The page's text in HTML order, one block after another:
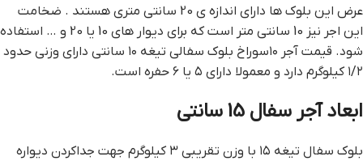
عرض این بلوک ها دارای اندازه ی 20 سانتی متری هستند . ضخامت
این اجر نیز 10 سانتی متر است که برای دیوار های 10 یا 20 و … استفاده
شود. قیمت آجر ۱۰سوراخ بلوک سفالی تیغه ۱۰ سانتی دارای وزنی حدود
۱/۲ کیلوگرم دارد و معمولا دارای ۵ یا ۶ حفره است.
ابعاد آجر سفال 15 سانتی
بلوک سفال تیغه ۱۵ با وزن تقریبی ۳ کیلوگرم جهت جداکردن دیواره